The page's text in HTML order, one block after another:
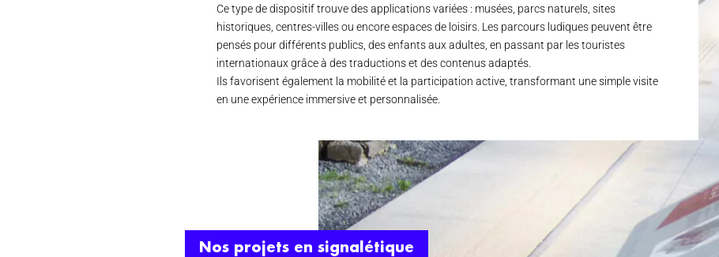
Ce type de dispositif trouve des applications variées : musées, parcs naturels, sites
historiques, centres-villes ou encore espaces de loisirs. Les parcours ludiques peuvent être
pensés pour différents publics, des enfants aux adultes, en passant par les touristes
internationaux grâce à des traductions et des contenus adaptés.
Ils favorisent également la mobilité et la participation active, transformant une simple visite
en une expérience immersive et personnalisée.
Nos projets en signalétique